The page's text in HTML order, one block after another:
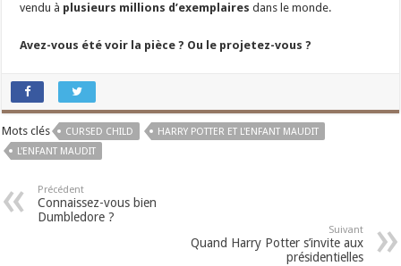
vendu à plusieurs millions d’exemplaires dans le monde.
Avez-vous été voir la pièce ? Ou le projetez-vous ?
Mots clés CURSED CHILD
HARRY POTTER ET L'ENFANT MAUDIT
L'ENFANT MAUDIT
Précédent
Connaissez-vous bien
Dumbledore ?
Suivant
Quand Harry Potter s’invite aux
présidentielles